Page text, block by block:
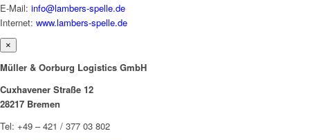
E-Mail: info@lambers-spelle.de
Internet: www.lambers-spelle.de
×
Müller & Oorburg Logistics GmbH
Cuxhavener Straße 12
28217 Bremen
Tel: +49 – 421 / 377 03 802